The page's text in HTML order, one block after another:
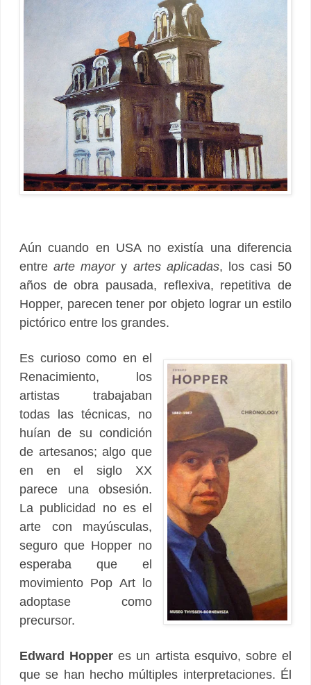
Aún cuando en USA no existía una diferencia
entrearte mayory artes aplicadas, los casi 50
años de obra pausada, reflexiva, repetitiva de
Hopper, parecen tener por objeto lograr un estilo
pictórico entre los grandes.
Es curioso como en el
Renacimiento, los
artistas trabajaban
todas las técnicas, no
huían de su condición
de artesanos; algo que
en en el siglo XX
parece una obsesión.
La publicidad no es el
arte con mayúsculas,
seguro que Hopper no
esperaba que el
movimiento Pop Art lo
adoptase como
precursor.
Edward Hopper es un artista esquivo, sobre el
que se han hecho múltiples interpretaciones. Él